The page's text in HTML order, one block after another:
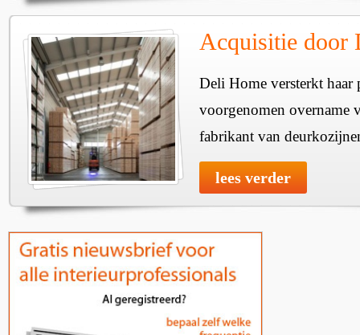
Acquisitie door
Deli Home versterkt haar
voorgenomen overname
fabrikant van
lees verder